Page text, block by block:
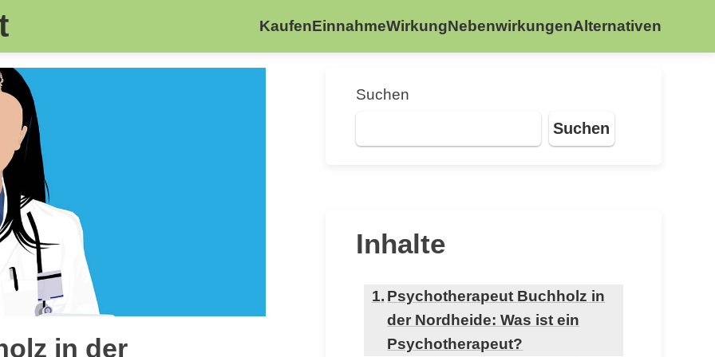
KaufenEinnahmeWirkungNebenwirkungenAlternativen
in der
Suchen
Suchen
Inhalte
Psychotherapeut Buchholz in
der Nordheide: Was ist ein
Psychotherapeut?